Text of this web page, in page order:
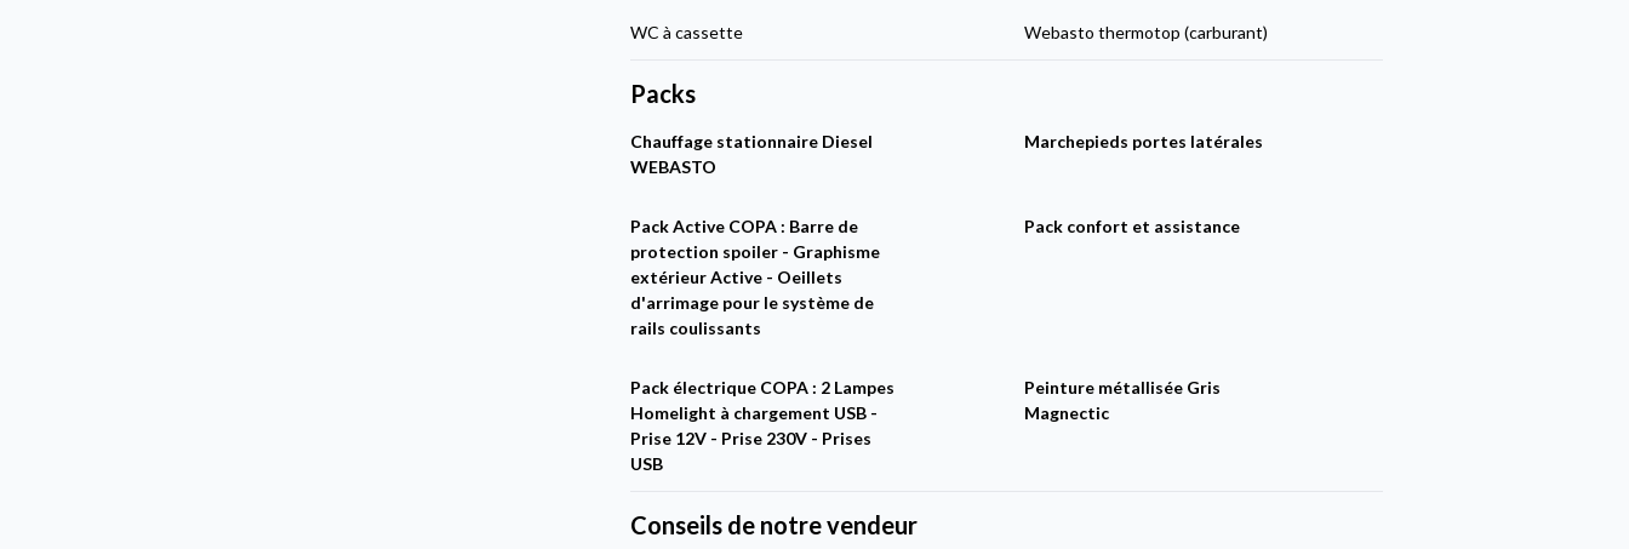
WC à cassette Webasto thermotop (carburant)
Packs
Chauffage stationnaire Diesel
WEBASTO
Marchepieds portes latérales
Pack Active COPA : Barre de
protection spoiler - Graphisme
extérieur Active - Oeillets
d'arrimage pour le système de
rails coulissants
Pack confort et assistance
Pack électrique COPA : 2 Lampes
Homelight à chargement USB -
Prise 12V - Prise 230V - Prises
USB
Peinture métallisée Gris
Magnectic
Conseils de notre vendeur